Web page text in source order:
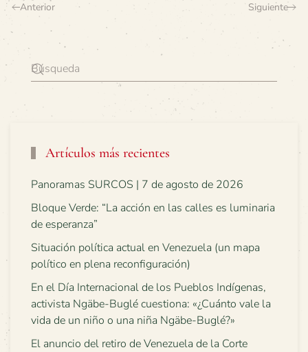
Anterior Siguiente
Artículos más recientes
Panoramas SURCOS | 7 de agosto de 2026
Bloque Verde: “La acción en las calles es luminaria
de esperanza”
Situación política actual en Venezuela (un mapa
político en plena reconfiguración)
En el Día Internacional de los Pueblos Indígenas,
activista Ngäbe-Buglé cuestiona: «¿Cuánto vale la
vida de un niño o una niña Ngäbe-Buglé?»
El anuncio del retiro de Venezuela de la Corte